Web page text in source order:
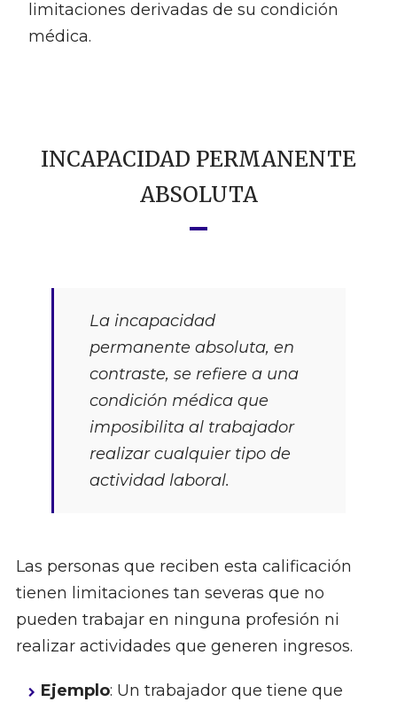
limitaciones derivadas de su condición
médica.
INCAPACIDAD PERMANENTE
ABSOLUTA
La incapacidad
permanente absoluta, en
contraste, se refiere a una
condición médica que
imposibilita al trabajador
realizar cualquier tipo de
actividad laboral.
Las personas que reciben esta calificación
tienen limitaciones tan severas que no
pueden trabajar en ninguna profesión ni
realizar actividades que generen ingresos.
Ejemplo: Un trabajador que tiene que